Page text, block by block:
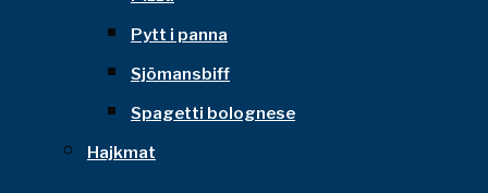
Pytt i panna
Sjömansbiff
Spagetti bolognese
Hajkmat